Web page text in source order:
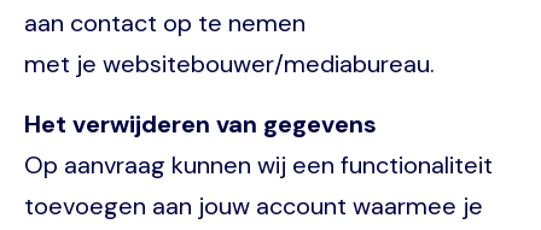
aan contact op te nemen
met je websitebouwer/mediabureau.
Het verwijderen van gegevens
Op aanvraag kunnen wij een functionaliteit
toevoegen aan jouw account waarmee je